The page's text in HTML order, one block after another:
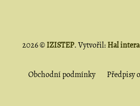
2026 ©IZISTEP. Vytvořil:Hal
Obchodní podmínky
Předpisy